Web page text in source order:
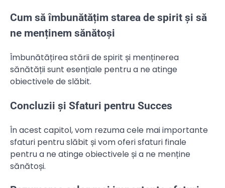
Cum să îmbunătățim starea de spirit și să
ne menținem sănătoși
Îmbunătățirea stării de spirit și menținerea
sănătății sunt esențiale pentru a ne atinge
obiectivele de slăbit.
Concluzii și Sfaturi pentru Succes
În acest capitol, vom rezuma cele mai importante
sfaturi pentru slăbit și vom oferi sfaturi finale
pentru a ne atinge obiectivele și a ne menține
sănătoși.